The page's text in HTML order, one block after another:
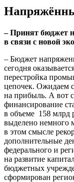
– Принят бюджет
в связи с новой
– Бюджет
сегодня
перестройка
цепочек. Ожидаем
на прибыль. А вот
финансирование
в объеме 158 млрд
выделено немного
в этом смысле
дополнительные
федерального и
на развитие
бюджетных
сформирован